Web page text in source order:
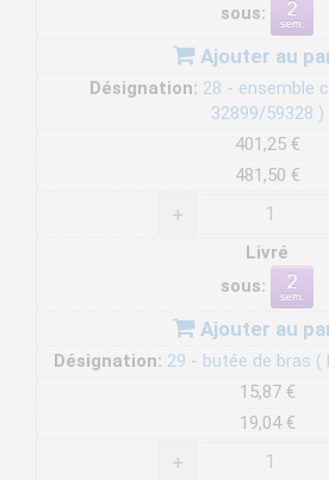
sous:
Ajouter au
Désignation: 28 - ensemble
32899/59328 )
401,25 €
481,50 €
+
Livré
sous:
Ajouter au
Désignation: 29 - butée de bras (
15,87 €
19,04 €
+